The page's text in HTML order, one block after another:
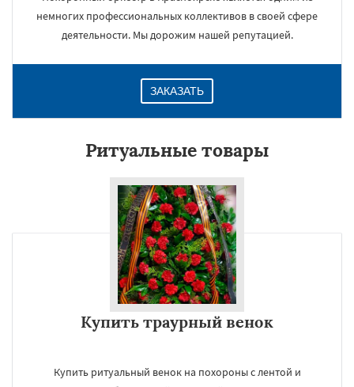
немногих профессиональных коллективов в своей сфере
деятельности. Мы дорожим нашей репутацией.
ЗАКАЗАТЬ
Ритуальные товары
Купить траурный венок
Купить ритуальный венок на похороны с лентой и